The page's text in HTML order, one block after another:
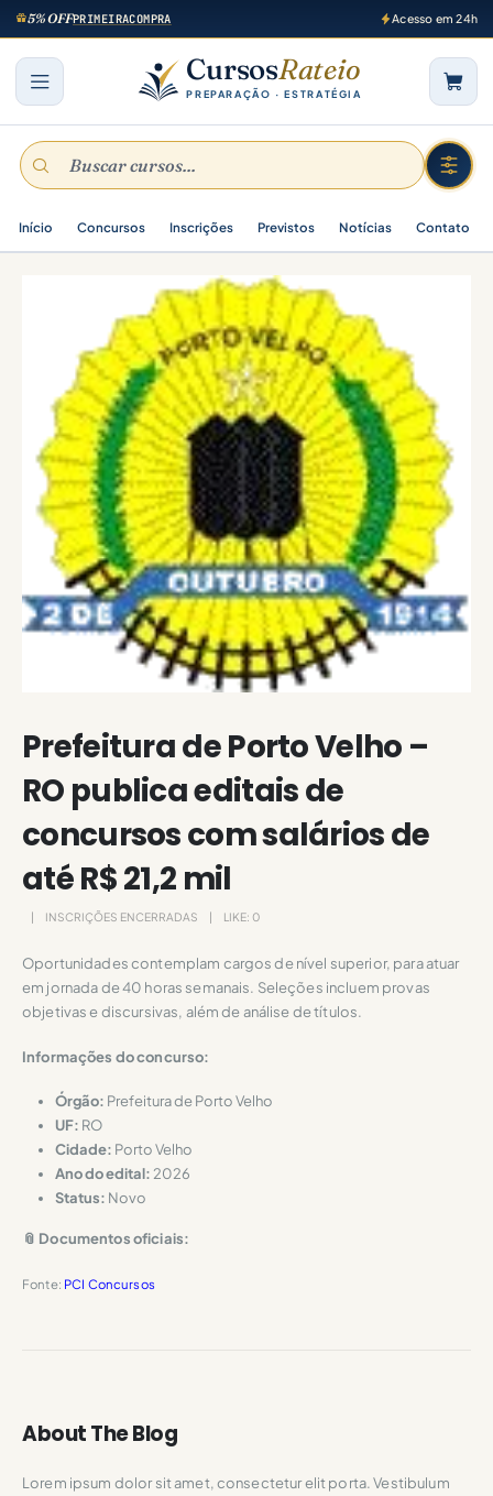
5% OFFPRIMEIRACOMPRA Acesso em 24h
CursosRateio
PREPARAÇÃO · ESTRATÉGIA
Início Concursos Inscrições Previstos Notícias Contato
Prefeitura de Porto Velho –
RO publica editais de
concursos com salários de
até R$ 21,2 mil
INSCRIÇÕES ENCERRADAS LIKE: 0
Oportunidades contemplam cargos de nível superior, para atuar
em jornada de 40 horas semanais. Seleções incluem provas
objetivas e discursivas, além de análise de títulos.
Informações do concurso:
Órgão: Prefeitura de Porto Velho
UF: RO
Cidade: Porto Velho
Ano do edital:2026
Status: Novo
📎 Documentos oficiais:
Fonte: PCI Concursos
About The Blog
Lorem ipsum dolor sit amet, consectetur elit porta. Vestibulum